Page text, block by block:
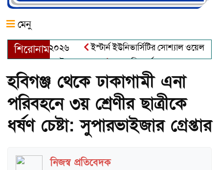
মেনু
শিরোনাম
ইস্টার্ন ইউনিভার্সিটির সোশ্যাল ওয়েলফেয়ার
খালেক এর ইন্তেকাল
আত্মশুদ্ধি অর্জন ও অশুভকে বর্জন করে
হবিগঞ্জ থেকে ঢাকাগামী এনা
পরিবহনে ৩য় শ্রেণীর ছাত্রীকে
ধর্ষণ চেষ্টা: সুপারভাইজার গ্রেপ্তার
নিজস্ব প্রতিবেদক